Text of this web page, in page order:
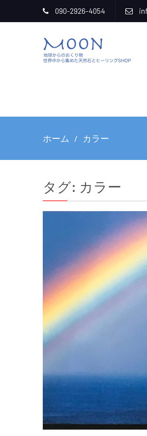
090-2926-4054
ホーム カラー
タグ: カラー